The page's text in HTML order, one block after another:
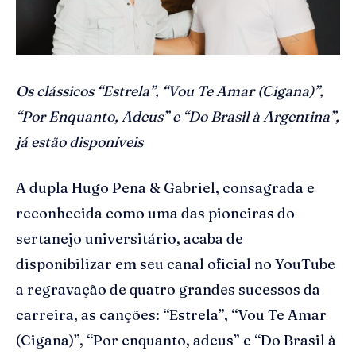
Os clássicos “Estrela”, “Vou Te Amar (Cigana)”,
“Por Enquanto, Adeus” e “Do Brasil à Argentina”,
já estão disponíveis
A dupla Hugo Pena & Gabriel, consagrada e
reconhecida como uma das pioneiras do
sertanejo universitário, acaba de
disponibilizar em seu canal oficial no YouTube
a regravação de quatro grandes sucessos da
carreira, as canções: “Estrela”, “Vou Te Amar
(Cigana)”, “Por enquanto, adeus” e “Do Brasil à